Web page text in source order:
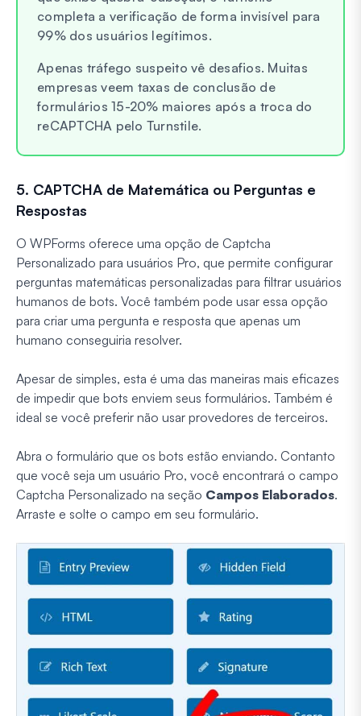
completa a verificação de forma invisível para
99% dos usuários legítimos.
Apenas tráfego suspeito vê desafios. Muitas
empresas veem taxas de conclusão de
formulários 15-20% maiores após a troca do
reCAPTCHA pelo Turnstile.
5. CAPTCHA de Matemática ou Perguntas e
Respostas
O WPForms oferece uma opção de Captcha
Personalizado para usuários Pro, que permite configurar
perguntas matemáticas personalizadas para filtrar usuários
humanos de bots. Você também pode usar essa opção
para criar uma pergunta e resposta que apenas um
humano conseguiria resolver.
Apesar de simples, esta é uma das maneiras mais eficazes
de impedir que bots enviem seus formulários. Também é
ideal se você preferir não usar provedores de terceiros.
Abra o formulário que os bots estão enviando. Contanto
que você seja um usuário Pro, você encontrará o campo
Captcha Personalizado na seção Campos Elaborados.
Arraste e solte o campo em seu formulário.